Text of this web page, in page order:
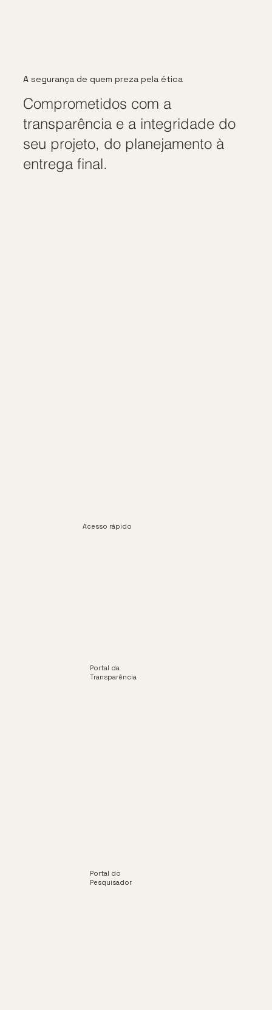
A segurança de quem preza pela ética
Comprometidos com a
transparência e a integridade do
seu projeto, do planejamento à
entrega final.
Acesso rápido
Portal da
Transparência
Portal do
Pesquisador